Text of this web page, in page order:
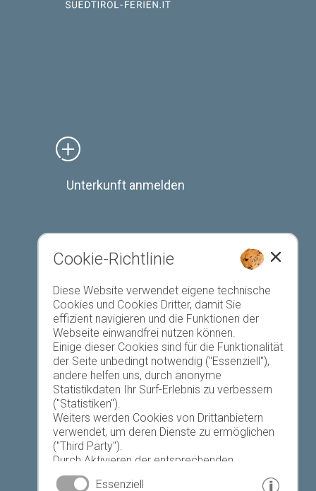
Unterkunft anmelden
Favoriten-Liste
Heute Morgen Montag
17 °C 33 °C
Cookie-Richtlinie
Diese Website verwendet eigene technische
Cookies und Cookies Dritter, damit Sie
effizient navigieren und die Funktionen der
Webseite einwandfrei nutzen können.
Einige dieser Cookies sind für die Funktionalität
der Seite unbedingt notwendig ("Essenziell"),
andere helfen uns, durch anonyme
Statistikdaten Ihr Surf-Erlebnis zu verbessern
("Statistiken").
Weiters werden Cookies von Drittanbietern
verwendet, um deren Dienste zu ermöglichen
("Third Party").
Durch Aktivieren der entsprechenden
Schaltflächen entscheiden Sie selbst, welche
Essenziell